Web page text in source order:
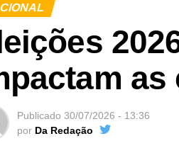
as
Publicado 30/07/2026 - 13:36
por Da Redação